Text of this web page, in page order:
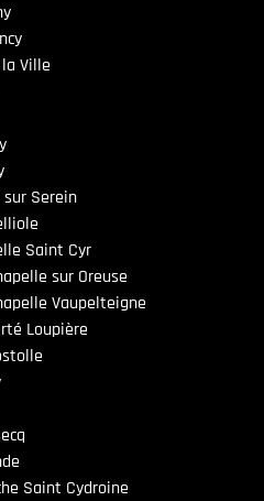
Ville
sur Serein
Saint Cyr
sur Oreuse
Vaupelteigne
Loupière
Saint Cydroine